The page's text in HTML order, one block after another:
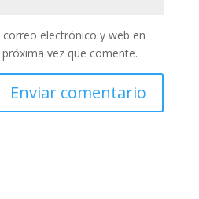
electrónico y web en
vez que comente.